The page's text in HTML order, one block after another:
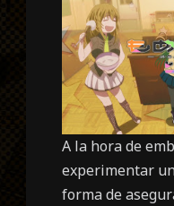
A la hora de
experimentar
forma de